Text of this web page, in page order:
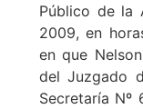
Público de la
2009, en
en que
del Juzgado
Secretaría Nº